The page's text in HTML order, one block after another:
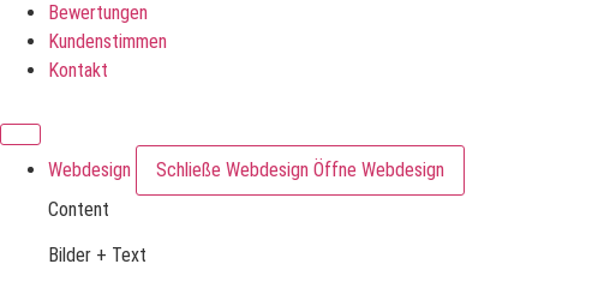
Bewertungen
Kundenstimmen
Kontakt
Webdesign Schließe Webdesign Öffne Webdesign
Content
Bilder + Text